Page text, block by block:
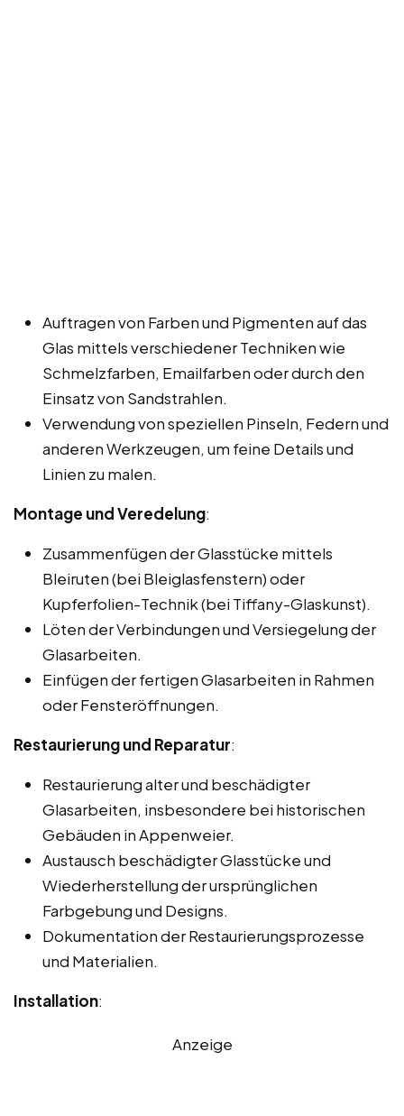
Auftragen von Farben und Pigmenten auf das
Glas mittels verschiedener Techniken wie
Schmelzfarben, Emailfarben oder durch den
Einsatz von Sandstrahlen.
Verwendung von speziellen Pinseln, Federn und
anderen Werkzeugen, um feine Details und
Linien zu malen.
Montage und Veredelung:
Zusammenfügen der Glasstücke mittels
Bleiruten (bei Bleiglasfenstern) oder
Kupferfolien-Technik (bei Tiffany-Glaskunst).
Löten der Verbindungen und Versiegelung der
Glasarbeiten.
Einfügen der fertigen Glasarbeiten in Rahmen
oder Fensteröffnungen.
Restaurierung und Reparatur:
Restaurierung alter und beschädigter
Glasarbeiten, insbesondere bei historischen
Gebäuden in Appenweier.
Austausch beschädigter Glasstücke und
Wiederherstellung der ursprünglichen
Farbgebung und Designs.
Dokumentation der Restaurierungsprozesse
und Materialien.
Installation:
Anzeige